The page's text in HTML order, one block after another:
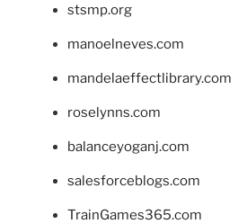
stsmp.org
manoelneves.com
mandelaeffectlibrary.com
roselynns.com
balanceyoganj.com
salesforceblogs.com
TrainGames365.com